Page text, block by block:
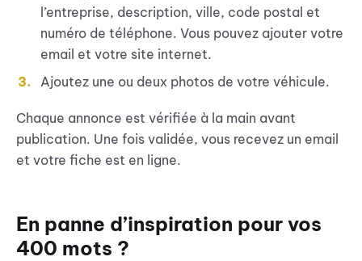
l’entreprise, description, ville, code postal et
numéro de téléphone. Vous pouvez ajouter votre
email et votre site internet.
Ajoutez une ou deux photos de votre véhicule.
Chaque annonce est vérifiée à la main avant
publication. Une fois validée, vous recevez un email
et votre fiche est en ligne.
En panne d’inspiration pour vos
400 mots ?